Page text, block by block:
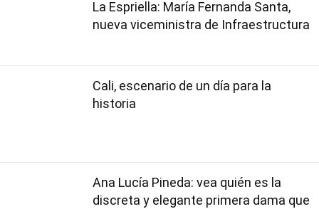
La Espriella: María Fernanda Santa,
nueva viceministra de Infraestructura
Cali, escenario de un día para la
historia
Ana Lucía Pineda: vea quién es la
discreta y elegante primera dama que